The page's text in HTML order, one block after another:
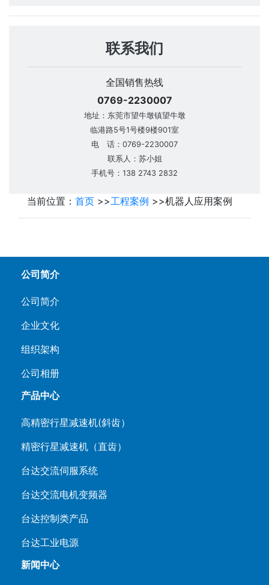
联系我们
全国销售热线
0769-2230007
地址：东莞市望牛墩镇望牛墩
临港路5号1号楼9楼901室
电 话：0769-2230007
联系人：苏小姐
手机号：138 2743 2832
当前位置： 首页 >>工程案例 >>机器人应用案例
公司简介
公司简介
企业文化
组织架构
公司相册
产品中心
高精密行星减速机(斜齿）
精密行星减速机（直齿）
台达交流伺服系统
台达交流电机变频器
台达控制类产品
台达工业电源
新闻中心